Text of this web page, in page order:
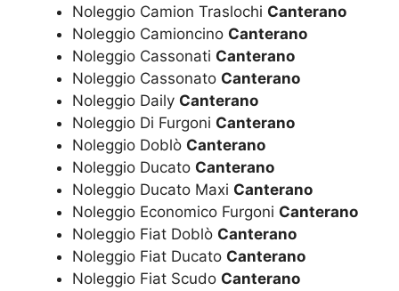
Noleggio Camion Traslochi Canterano
Noleggio Camioncino Canterano
Noleggio Cassonati Canterano
Noleggio Cassonato Canterano
Noleggio Daily Canterano
Noleggio Di Furgoni Canterano
Noleggio Doblò Canterano
Noleggio Ducato Canterano
Noleggio Ducato Maxi Canterano
Noleggio Economico Furgoni Canterano
Noleggio Fiat Doblò Canterano
Noleggio Fiat Ducato Canterano
Noleggio Fiat Scudo Canterano